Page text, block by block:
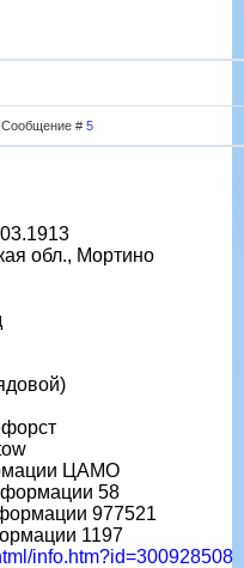
Сообщение # 5
обл., Мортино
ЦАМО
58
977521
1197
info.htm?id=300928508